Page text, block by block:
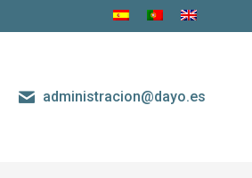
administracion@dayo.es